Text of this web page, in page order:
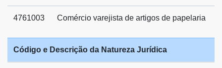
4761003 Comércio varejista de artigos de papelaria
Código e Descrição da Natureza Jurídica